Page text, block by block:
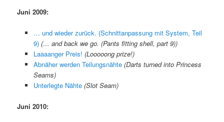
Juni 2009:
… und wieder zurück. (Schnittanpassung mit System, Teil
9) (… and back we go. (Pants fitting shell, part 9))
Laaaanger Preis! (Looooong prize!)
Abnäher werden Teilungsnähte (Darts turned into Princess
Seams)
Unterlegte Nähte (Slot Seam)
Juni 2010: